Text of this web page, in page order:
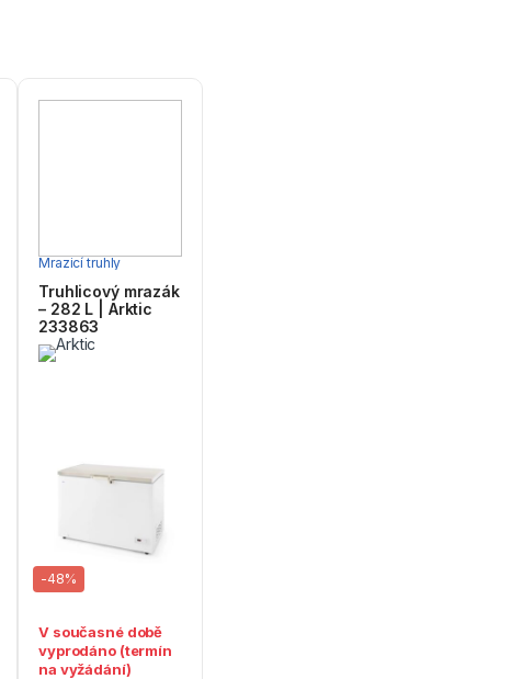
Mrazicí truhly
Truhlicový mrazák
– 282 L | Arktic
233863
-48%
V současné době
vyprodáno (termín
na vyžádání)